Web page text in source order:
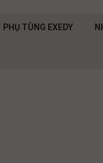
PHỤ TÙNG EXEDY